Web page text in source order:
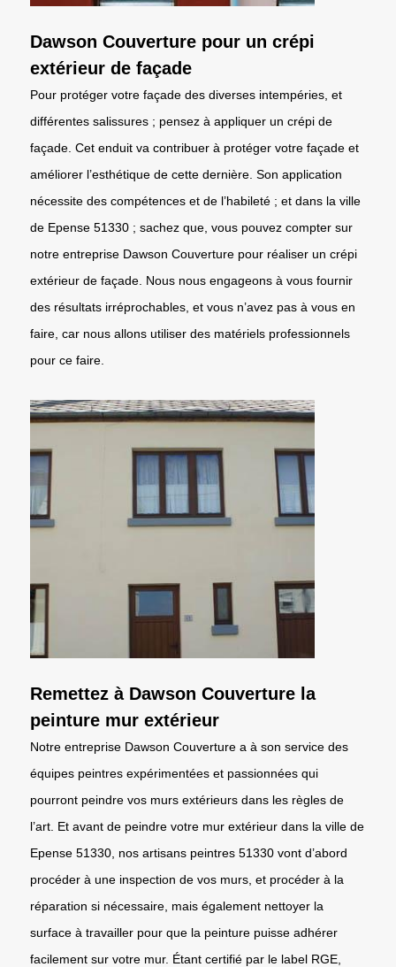
Dawson Couverture pour un crépi
extérieur de façade
Pour protéger votre façade des diverses intempéries, et
différentes salissures ; pensez à appliquer un crépi de
façade. Cet enduit va contribuer à protéger votre façade et
améliorer l’esthétique de cette dernière. Son application
nécessite des compétences et de l’habileté ; et dans la ville
de Epense 51330 ; sachez que, vous pouvez compter sur
notre entreprise Dawson Couverture pour réaliser un crépi
extérieur de façade. Nous nous engageons à vous fournir
des résultats irréprochables, et vous n’avez pas à vous en
faire, car nous allons utiliser des matériels professionnels
pour ce faire.
Remettez à Dawson Couverture la
peinture mur extérieur
Notre entreprise Dawson Couverture a à son service des
équipes peintres expérimentées et passionnées qui
pourront peindre vos murs extérieurs dans les règles de
l’art. Et avant de peindre votre mur extérieur dans la ville de
Epense 51330, nos artisans peintres 51330 vont d’abord
procéder à une inspection de vos murs, et procéder à la
réparation si nécessaire, mais également nettoyer la
surface à travailler pour que la peinture puisse adhérer
facilement sur votre mur. Étant certifié par le label RGE,